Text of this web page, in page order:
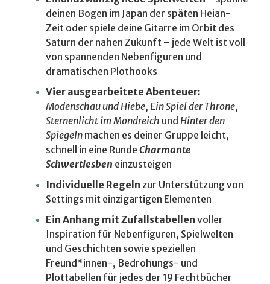
deinen Bogen im Japan der späten Heian-
Zeit oder spiele deine Gitarre im Orbit des
Saturn der nahen Zukunft – jede Welt ist voll
von spannenden Nebenfiguren und
dramatischen Plothooks
Vier ausgearbeitete Abenteuer:
Modenschau und Hiebe, Ein Spiel der Throne,
Sternenlicht im Mondreich und Hinter den
Spiegeln machen es deiner Gruppe leicht,
schnell in eine Runde Charmante
Schwertlesben einzusteigen
Individuelle Regeln zur Unterstützung von
Settings mit einzigartigen Elementen
Ein Anhang mit Zufallstabellen voller
Inspiration für Nebenfiguren, Spielwelten
und Geschichten sowie speziellen
Freund*innen-, Bedrohungs- und
Plottabellen für jedes der 19 Fechtbücher